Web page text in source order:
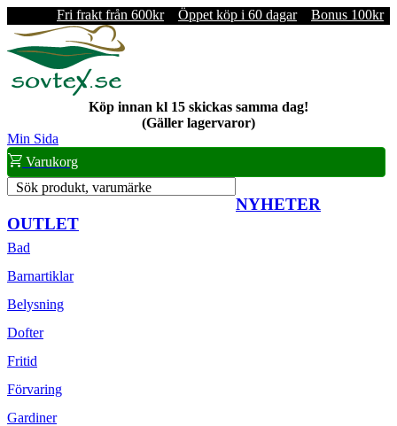
Fri frakt från 600kr Öppet köp i 60 dagar Bonus 100kr
Köp innan kl 15 skickas samma dag!
(Gäller lagervaror)
Min Sida
Varukorg
Sök produkt, varumärke
NYHETER
OUTLET
Bad
Barnartiklar
Belysning
Dofter
Fritid
Förvaring
Gardiner